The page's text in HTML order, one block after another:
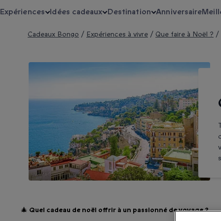
Expériences Idées cadeaux Destination Anniversaire
Cadeaux Bongo / Expériences à vivre / Que faire à Noël ? /
🎄 Quel cadeau de noël offrir à un passionné de voyage ?